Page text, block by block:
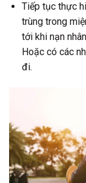
Tiếp tục thực
trùng trong
tới khi nạn
Hoặc có các
đi.